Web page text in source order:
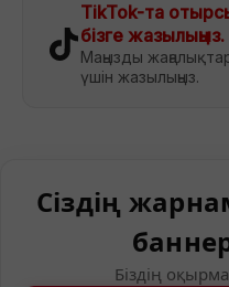
TikTok-та
бізге жазылыңыз.
Маңызды
үшін жазылыңыз.
Сіздің
Біздің